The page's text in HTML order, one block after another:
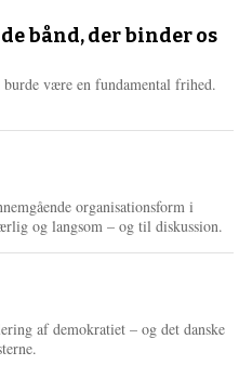
bånd, der binder os
være en fundamental frihed.
organisationsform i
og langsom – og til diskussion.
af demokratiet – og det danske